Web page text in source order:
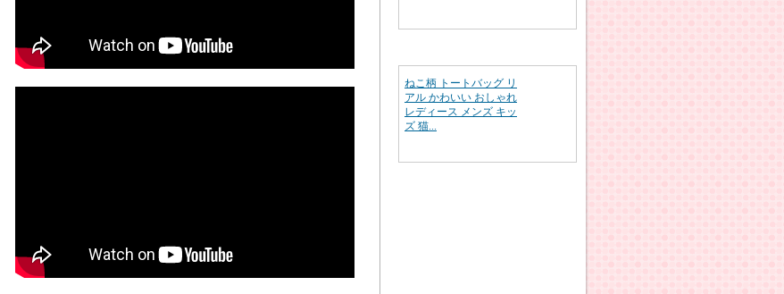
ねこ柄 トートバッグ リ
アル かわいい おしゃれ
レディース メンズ キッ
ズ 猫...